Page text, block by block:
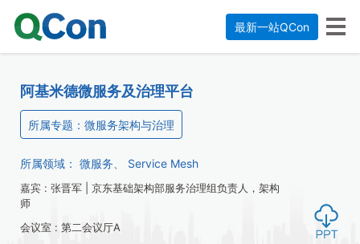
最新一站QCon
阿基米德微服务及治理平台
所属专题：微服务架构与治理
所属领域： 微服务、 Service Mesh
嘉宾 : 张晋军 | 京东基础架构部服务治理组负责人，架构
师
会议室 : 第二会议厅A